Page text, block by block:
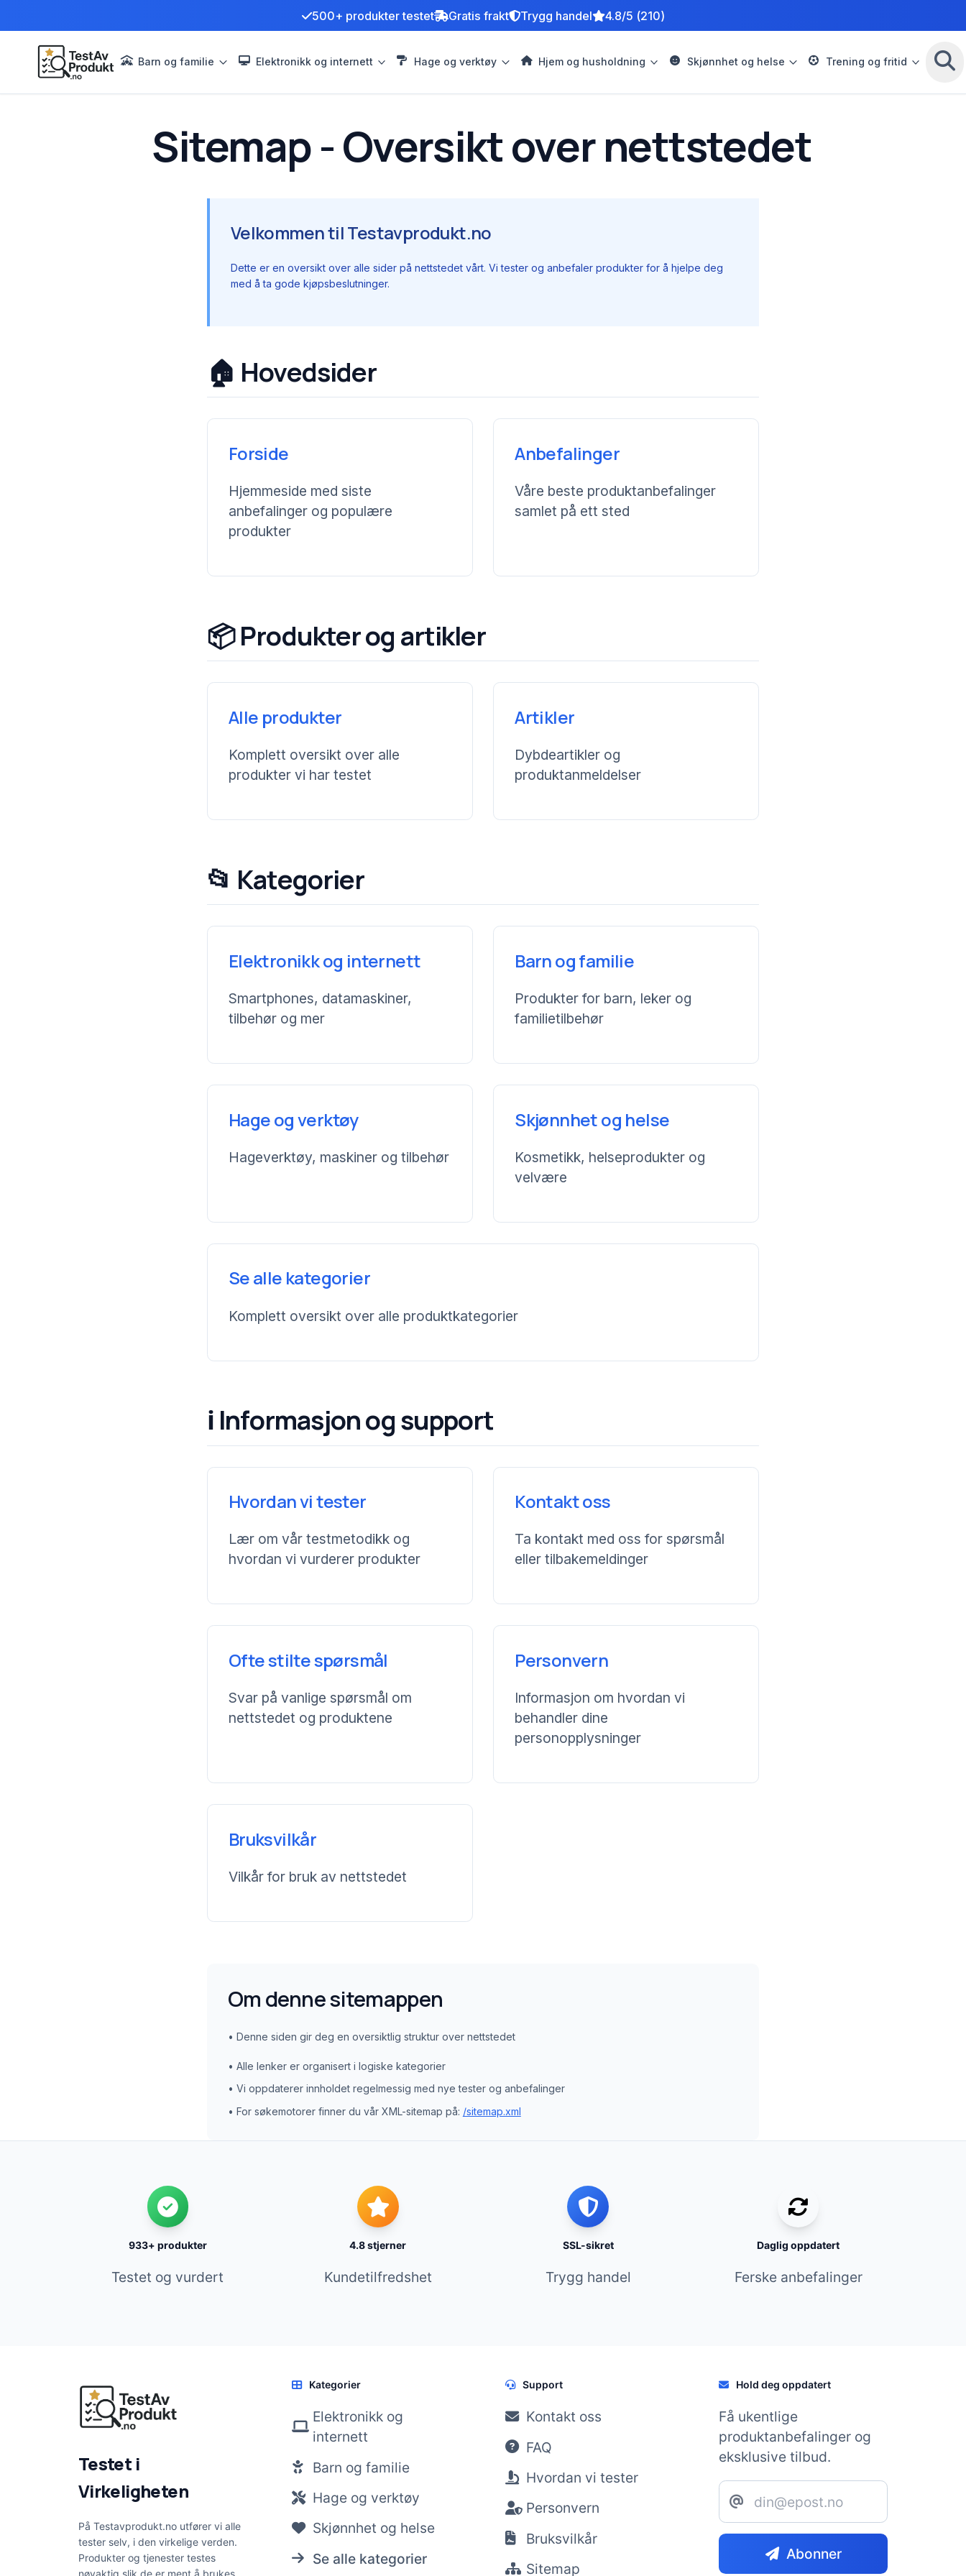
500+ produkter testet Gratis frakt Trygg handel 4.8/5 (210)
Barn og familie Elektronikk og internett Hage og verktøy Hjem og husholdning Skjønnhet og helse Trening og fritid
Sitemap - Oversikt over nettstedet
Velkommen til Testavprodukt.no
Dette er en oversikt over alle sider på nettstedet vårt. Vi tester og anbefaler produkter for å hjelpe deg
med å ta gode kjøpsbeslutninger.
🏠 Hovedsider
Forside
Hjemmeside med siste
anbefalinger og populære
produkter
Anbefalinger
Våre beste produktanbefalinger
samlet på ett sted
📦 Produkter og artikler
Alle produkter
Komplett oversikt over alle
produkter vi har testet
Artikler
Dybdeartikler og
produktanmeldelser
📂 Kategorier
Elektronikk og internett
Smartphones, datamaskiner,
tilbehør og mer
Barn og familie
Produkter for barn, leker og
familietilbehør
Hage og verktøy
Hageverktøy, maskiner og tilbehør
Skjønnhet og helse
Kosmetikk, helseprodukter og
velvære
Se alle kategorier
Komplett oversikt over alle produktkategorier
ℹ️ Informasjon og support
Hvordan vi tester
Lær om vår testmetodikk og
hvordan vi vurderer produkter
Kontakt oss
Ta kontakt med oss for spørsmål
eller tilbakemeldinger
Ofte stilte spørsmål
Svar på vanlige spørsmål om
nettstedet og produktene
Personvern
Informasjon om hvordan vi
behandler dine
personopplysninger
Bruksvilkår
Vilkår for bruk av nettstedet
Om denne sitemappen
• Denne siden gir deg en oversiktlig struktur over nettstedet
• Alle lenker er organisert i logiske kategorier
• Vi oppdaterer innholdet regelmessig med nye tester og anbefalinger
• For søkemotorer finner du vår XML-sitemap på: /sitemap.xml
933+ produkter
Testet og vurdert
4.8 stjerner
Kundetilfredshet
SSL-sikret
Trygg handel
Daglig oppdatert
Ferske anbefalinger
Testet i
Virkeligheten
På Testavprodukt.no utfører vi alle
tester selv, i den virkelige verden.
Produkter og tjenester testes
Kategorier
Elektronikk og
internett
Barn og familie
Hage og verktøy
Skjønnhet og helse
Se alle kategorier
Support
Kontakt oss
FAQ
Hvordan vi tester
Personvern
Bruksvilkår
Sitemap
Hold deg oppdatert
Få ukentlige
produktanbefalinger og
eksklusive tilbud.
Abonner